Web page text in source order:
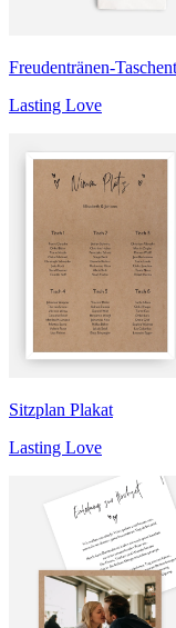
Freudentränen-
Lasting Love
Sitzplan Plakat
Lasting Love